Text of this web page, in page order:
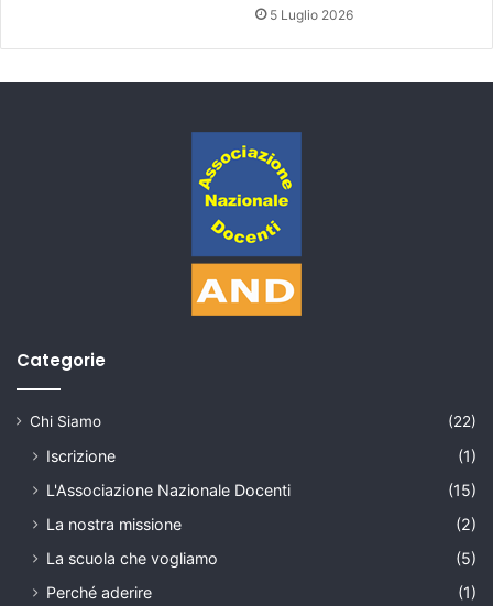
5 Luglio 2026
Categorie
Chi Siamo (22)
Iscrizione
(1)
L'Associazione Nazionale Docenti
(15)
La nostra missione
(2)
La scuola che vogliamo
(5)
Perché aderire
(1)